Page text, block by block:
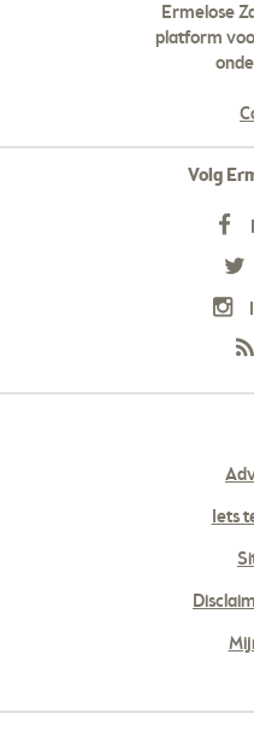
Ermelose
platform
Volg
Iets